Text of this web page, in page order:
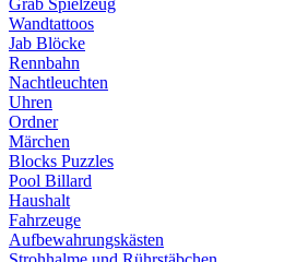
Grab Spielzeug
Wandtattoos
Jab Blöcke
Rennbahn
Nachtleuchten
Uhren
Ordner
Märchen
Blocks Puzzles
Pool Billard
Haushalt
Fahrzeuge
Aufbewahrungskästen